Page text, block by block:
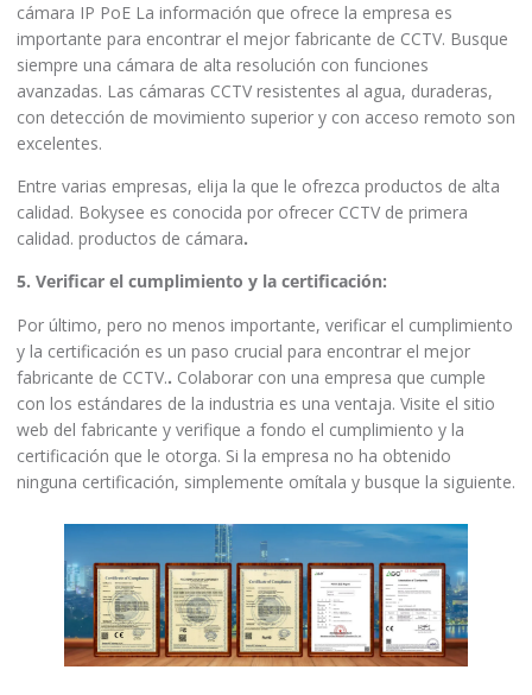
cámara IP PoE La información que ofrece la empresa es
importante para encontrar el mejor fabricante de CCTV. Busque
siempre una cámara de alta resolución con funciones
avanzadas. Las cámaras CCTV resistentes al agua, duraderas,
con detección de movimiento superior y con acceso remoto son
excelentes.
Entre varias empresas, elija la que le ofrezca productos de alta
calidad. Bokysee es conocida por ofrecer CCTV de primera
calidad. productos de cámara.
5. Verificar el cumplimiento y la certificación:
Por último, pero no menos importante, verificar el cumplimiento
y la certificación es un paso crucial para encontrar el mejor
fabricante de CCTV.. Colaborar con una empresa que cumple
con los estándares de la industria es una ventaja. Visite el sitio
web del fabricante y verifique a fondo el cumplimiento y la
certificación que le otorga. Si la empresa no ha obtenido
ninguna certificación, simplemente omítala y busque la siguiente.